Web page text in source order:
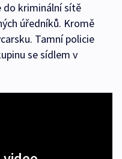
do kriminální sítě
úředníků. Kromě
Tamní policie
se sídlem v